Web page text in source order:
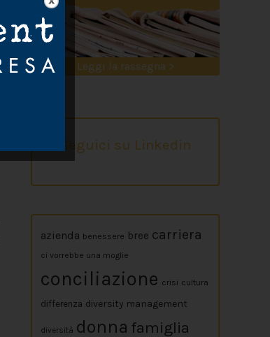
Leggi la rassegna >
Seguici su Linkedin
azienda benessere bree carriera
ci vorrebbe una moglie
conciliazione crisi cultura
differenza diversity management
diversità donna famiglia